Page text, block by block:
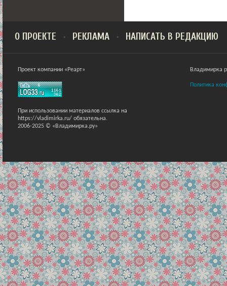
О ПРОЕКТЕ РЕКЛАМА НАПИСАТЬ В РЕДАКЦИЮ
Проект компании «Реарт»
При использовании материалов ссылка на
https://vladimirka.ru/ обязательна.
2006-2025 © «Владимирка.ру»
Владимирка
Политика